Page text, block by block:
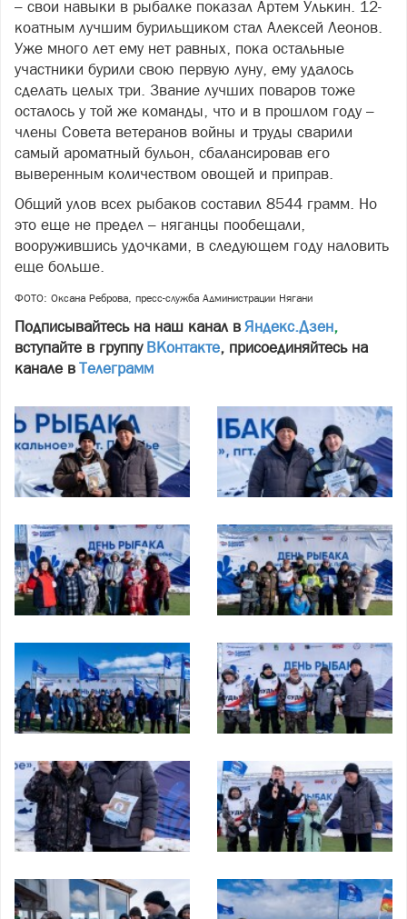
– свои навыки в рыбалке показал Артем Улькин. 12-
коатным лучшим бурильщиком стал Алексей Леонов.
Уже много лет ему нет равных, пока остальные
участники бурили свою первую луну, ему удалось
сделать целых три. Звание лучших поваров тоже
осталось у той же команды, что и в прошлом году –
члены Совета ветеранов войны и труды сварили
самый ароматный бульон, сбалансировав его
выверенным количеством овощей и приправ.
Общий улов всех рыбаков составил 8544 грамм. Но
это еще не предел – няганцы пообещали,
вооружившись удочками, в следующем году наловить
еще больше.
ФОТО: Оксана Реброва, пресс-служба Администрации Нягани
Подписывайтесь на наш канал в Яндекс.Дзен,
вступайте в группу ВКонтакте, присоединяйтесь на
канале в Телеграмм